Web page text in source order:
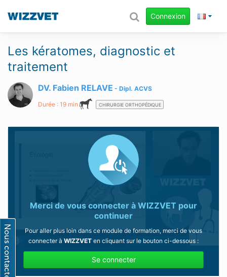
Connexion
Les kératomes, diagnostic et
traitement
DV. Fabien RELAVE Dipl. ACVS
Durée : 19 min CHIRURGIE ORTHOPÉDIQUE
Merci de vous connecter à WIZZVET pour
continuer
Pour aller plus loin dans ce module de formation, merci de vous
connecter à WIZZVET en cliquant sur le bouton ci-dessous :
Se connecter